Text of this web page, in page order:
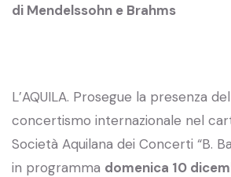
di Mendelssohn e Brahms
L’AQUILA. Prosegue la presenza
concertismo internazionale nel
Società Aquilana dei Concerti “B.
in programma domenica 10